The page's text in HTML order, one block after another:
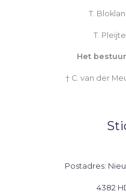
T.
T.
Het
† C. van der
Postadres:
4382